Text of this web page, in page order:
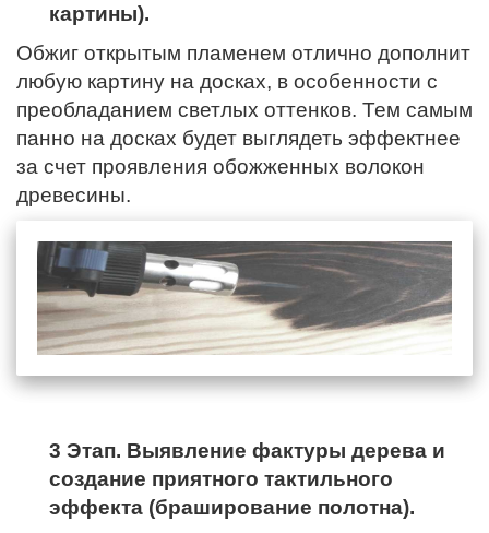
картины).
Обжиг открытым пламенем отлично дополнит
любую картину на досках, в особенности с
преобладанием светлых оттенков. Тем самым
панно на досках будет выглядеть эффектнее
за счет проявления обожженных волокон
древесины.
3 Этап. Выявление фактуры дерева и
создание приятного тактильного
эффекта (браширование полотна).